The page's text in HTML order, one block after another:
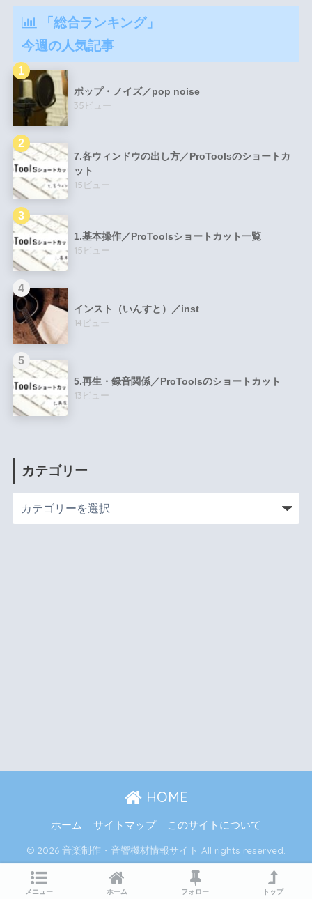
「総合ランキング」
今週の人気記事
ポップ・ノイズ／pop noise
35ビュー
7.各ウィンドウの出し方／ProToolsのショートカ
ット
15ビュー
1.基本操作／ProToolsショートカット一覧
15ビュー
インスト（いんすと）／inst
14ビュー
5.再生・録音関係／ProToolsのショートカット
13ビュー
カテゴリー
HOME
ホーム サイトマップ このサイトについて
© 2026 音楽制作・音響機材情報サイト All rights reserved.
メニュー ホーム フォロー トップ